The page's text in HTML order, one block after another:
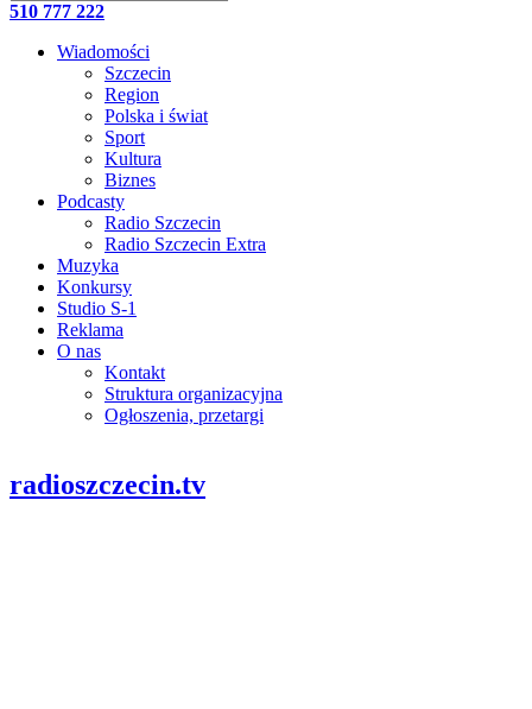
510 777 222
Wiadomości
Szczecin
Region
Polska i świat
Sport
Kultura
Biznes
Podcasty
Radio Szczecin
Radio Szczecin Extra
Muzyka
Konkursy
Studio S-1
Reklama
O nas
Kontakt
Struktura organizacyjna
Ogłoszenia, przetargi
radioszczecin.tv